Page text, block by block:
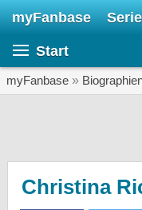
myFanbase
Start
myFanbase »
Christina